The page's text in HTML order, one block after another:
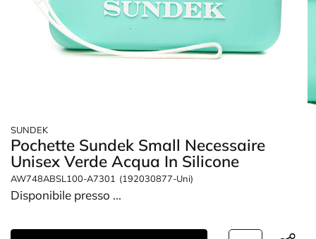
SUNDEK
Pochette Sundek Small Necessaire
Unisex Verde Acqua In Silicone
AW748ABSL100-A7301 (192030877-Uni)
Disponibile presso ...